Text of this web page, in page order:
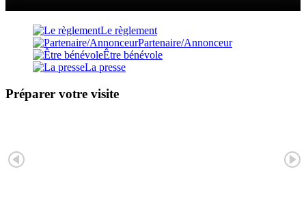
Le règlement
Partenaire/Annonceur
Être bénévole
La presse
Préparer votre visite